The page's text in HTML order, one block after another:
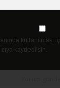
kullanılması
kaydedilsin.